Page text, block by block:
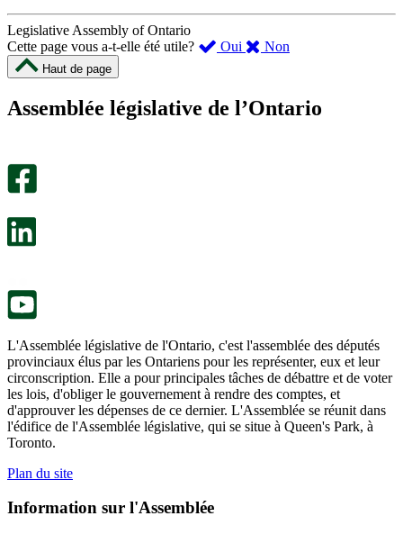
Legislative Assembly of Ontario
Cette page vous a-t-elle été utile?
Oui ,
été
Non
m’a
Haut de page
Assemblée législative de l’Ontario
L'Assemblée législative de l'Ontario, c'est l'assemblée des députés
provinciaux élus par les Ontariens pour les représenter, eux et leur
circonscription. Elle a pour principales tâches de débattre et de voter
les lois, d'obliger le gouvernement à rendre des comptes, et
d'approuver les dépenses de ce dernier. L'Assemblée se réunit dans
l'édifice de l'Assemblée législative, qui se situe à Queen's Park, à
Toronto.
Plan du site
Information sur l'Assemblée